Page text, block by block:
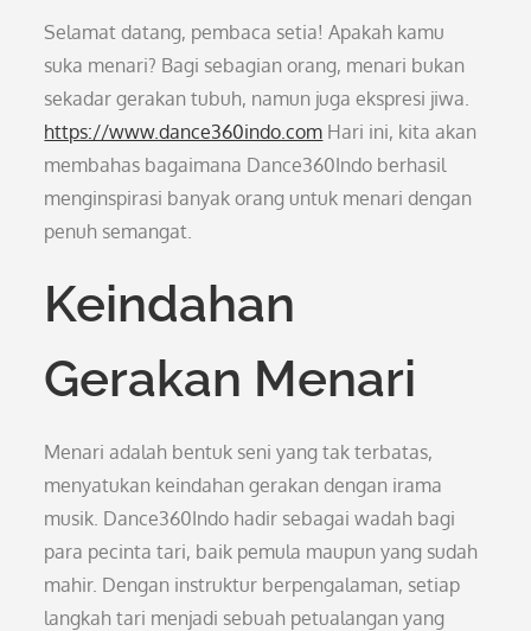
Selamat datang, pembaca setia! Apakah kamu
suka menari? Bagi sebagian orang, menari bukan
sekadar gerakan tubuh, namun juga ekspresi jiwa.
https://www.dance360indo.com Hari ini, kita akan
membahas bagaimana Dance360Indo berhasil
menginspirasi banyak orang untuk menari dengan
penuh semangat.
Keindahan
Gerakan Menari
Menari adalah bentuk seni yang tak terbatas,
menyatukan keindahan gerakan dengan irama
musik. Dance360Indo hadir sebagai wadah bagi
para pecinta tari, baik pemula maupun yang sudah
mahir. Dengan instruktur berpengalaman, setiap
langkah tari menjadi sebuah petualangan yang